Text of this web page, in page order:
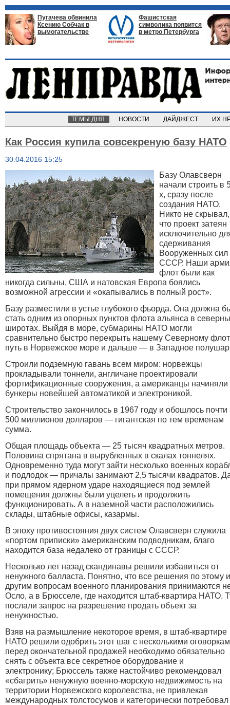
Пугачева обвинила
Ксению Собчак в
вымогательстве
Фашистская
символика появится
в метро Петербурга
ТЕМЫ ДНЯ НОВОСТИ ДАЙДЖЕСТ ИХ
Как Россия купила совсекреную базу НАТО
30.04.2016 15:25
Базу Олавсверн
начали строить в
х, сразу после
создания НАТО.
Никто не скрывал,
что проект затеян
исключительно
сдерживания
Вооруженных сил
СССР. Наши
флот были как
никогда сильны, США и натовская Европа боялись
возможной агрессии и «окапывались в полный рост».
Базу разместили в устье глубокого фьорда. Она должна
стать одним из опорных пунктов флота альянса в
широтах. Выйдя в море, субмарины НАТО могли
сравнительно быстро перекрыть нашему Северному
путь в Норвежское море и дальше — в Западное
Строили подземную гавань всем миром: норвежцы
прокладывали тоннели, англичане проектировали
фортификационные сооружения, а американцы начиняли
бункеры новейшей автоматикой и электроникой.
Строительство закончилось в 1967 году и обошлось почти
500 миллионов долларов — гигантская по тем временам
сумма.
Общая площадь объекта — 25 тысяч квадратных метров.
Половина спрятана в вырубленных в скалах тоннелях.
Одновременно туда могут зайти несколько военных
и подлодок — причалы занимают 2,5 тысячи квадратов.
при прямом ядерном ударе находящиеся под землей
помещения должны были уцелеть и продолжить
функционировать. А в наземной части расположились
склады, штабные офисы, казармы.
В эпоху противостояния двух систем Олавсверн служила
«портом приписки» американским подводникам, благо
находится база недалеко от границы с СССР.
Несколько лет назад скандинавы решили избавиться от
ненужного балласта. Понятно, что все решения по этому и
другим вопросам военного планирования принимаются
Осло, а в Брюсселе, где находится штаб-квартира НАТО.
послали запрос на разрешение продать объект за
ненужностью.
Взяв на размышление некоторое время, в штаб-квартире
НАТО решили одобрить этот шаг с несколькими
перед окончательной продажей необходимо обязательно
снять с объекта все секретное оборудование и
электронику; Брюссель также настойчиво рекомендовал
«сбагрить» ненужную военно-морскую недвижимость на
территории Норвежского королевства, не привлекая
международных толстосумов и категорически потребовал